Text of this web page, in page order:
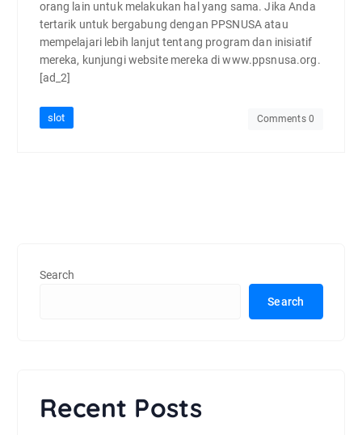
orang lain untuk melakukan hal yang sama. Jika Anda
tertarik untuk bergabung dengan PPSNUSA atau
mempelajari lebih lanjut tentang program dan inisiatif
mereka, kunjungi website mereka di www.ppsnusa.org.
[ad_2]
slot Comments 0
Search
Search
Recent Posts